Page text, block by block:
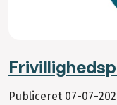
Publiceret 07-07-